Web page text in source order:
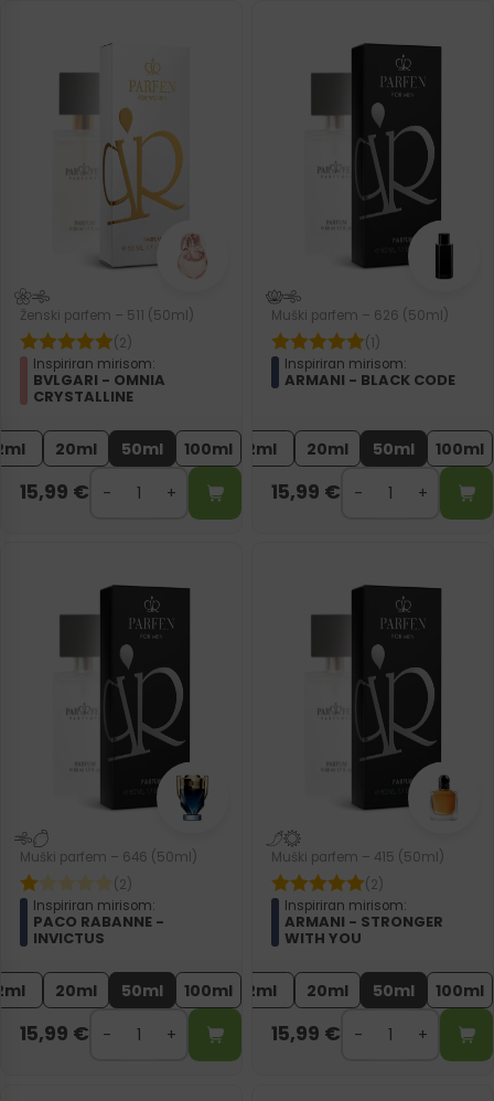
Ženski parfem – 511 (50ml)
(2)
Inspiriran mirisom:
BVLGARI - OMNIA
CRYSTALLINE
20ml 50ml 100ml
15,99 €
Muški parfem – 626 (50ml)
(1)
Inspiriran mirisom:
ARMANI - BLACK CODE
2ml 20ml 50ml 100ml
15,99 €
Muški parfem – 646 (50ml)
(2)
Inspiriran mirisom:
PACO RABANNE -
INVICTUS
20ml 50ml 100ml
15,99 €
Muški parfem – 415 (50ml)
(2)
Inspiriran mirisom:
ARMANI - STRONGER
WITH YOU
2ml 20ml 50ml 100ml
15,99 €